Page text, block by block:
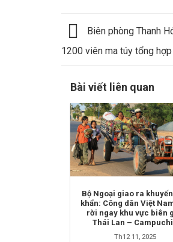
Biên phòng Thanh
1200 viên ma túy tổng hợp
Bài viết liên quan
Bộ Ngoại giao ra
khẩn: Công dân Việt
rời ngay khu vực biên
Thái Lan –
Th12 11, 2025